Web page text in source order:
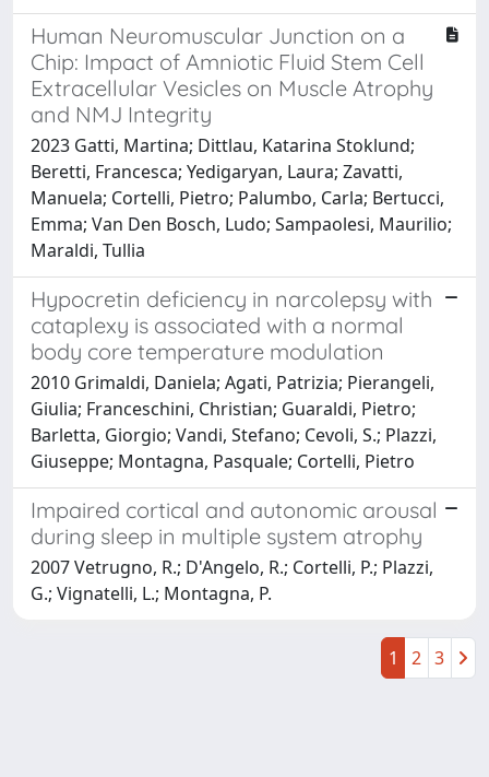
Human Neuromuscular Junction on a
Chip: Impact of Amniotic Fluid Stem Cell
Extracellular Vesicles on Muscle Atrophy
and NMJ Integrity
2023 Gatti, Martina; Dittlau, Katarina Stoklund;
Beretti, Francesca; Yedigaryan, Laura; Zavatti,
Manuela; Cortelli, Pietro; Palumbo, Carla; Bertucci,
Emma; Van Den Bosch, Ludo; Sampaolesi, Maurilio;
Maraldi, Tullia
Hypocretin deficiency in narcolepsy with
cataplexy is associated with a normal
body core temperature modulation
2010 Grimaldi, Daniela; Agati, Patrizia; Pierangeli,
Giulia; Franceschini, Christian; Guaraldi, Pietro;
Barletta, Giorgio; Vandi, Stefano; Cevoli, S.; Plazzi,
Giuseppe; Montagna, Pasquale; Cortelli, Pietro
Impaired cortical and autonomic arousal
during sleep in multiple system atrophy
2007 Vetrugno, R.; D'Angelo, R.; Cortelli, P.; Plazzi,
G.; Vignatelli, L.; Montagna, P.
1 2 3